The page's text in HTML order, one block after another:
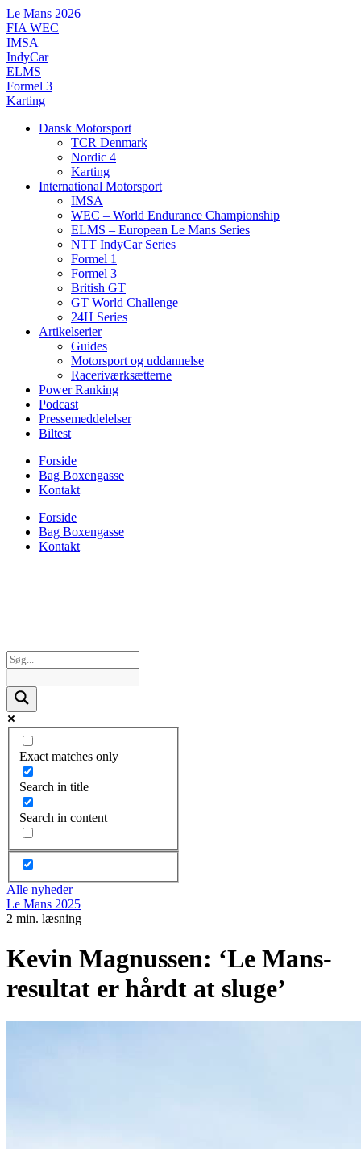
Videre
til
indhold
Le Mans 2026
FIA WEC
IMSA
IndyCar
ELMS
Formel 3
Karting
Dansk Motorsport
TCR Denmark
Nordic 4
Karting
International Motorsport
IMSA
WEC – World Endurance Championship
ELMS – European Le Mans Series
NTT IndyCar Series
Formel 1
Formel 3
British GT
GT World Challenge
24H Series
Artikelserier
Guides
Motorsport og uddannelse
Raceriværksætterne
Power Ranking
Podcast
Pressemeddelelser
Biltest
Forside
Bag Boxengasse
Kontakt
Forside
Bag Boxengasse
Kontakt
Exact matches only
Search in title
Search in content
Alle nyheder
Le Mans 2025
2 min. læsning
Kevin Magnussen: ‘Le Mans-
resultat er hårdt at sluge’